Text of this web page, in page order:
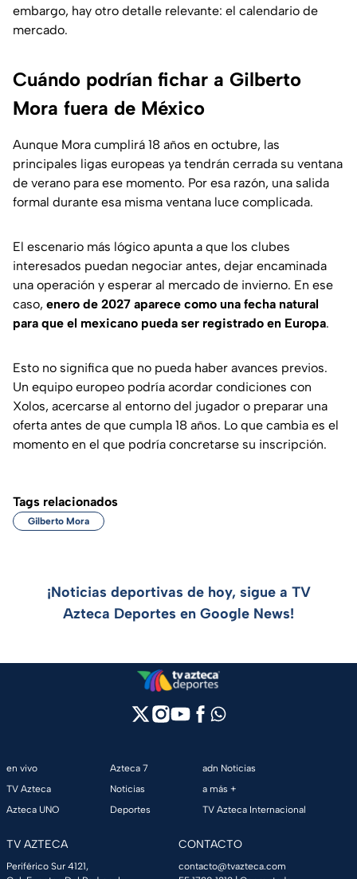
embargo, hay otro detalle relevante: el calendario de
mercado.
Cuándo podrían fichar a Gilberto
Mora fuera de México
Aunque Mora cumplirá 18 años en octubre, las
principales ligas europeas ya tendrán cerrada su ventana
de verano para ese momento. Por esa razón, una salida
formal durante esa misma ventana luce complicada.
El escenario más lógico apunta a que los clubes
interesados puedan negociar antes, dejar encaminada
una operación y esperar al mercado de invierno. En ese
caso, enero de 2027 aparece como una fecha natural
para que el mexicano pueda ser registrado en Europa.
Esto no significa que no pueda haber avances previos.
Un equipo europeo podría acordar condiciones con
Xolos, acercarse al entorno del jugador o preparar una
oferta antes de que cumpla 18 años. Lo que cambia es el
momento en el que podría concretarse su inscripción.
Tags relacionados
Gilberto Mora
¡Noticias deportivas de hoy, sigue a TV
Azteca Deportes en Google News!
en vivo
TV Azteca
Azteca UNO
Azteca 7
Noticias
Deportes
adn Noticias
a más +
TV Azteca Internacional
TV AZTECA
Periférico Sur 4121,
CONTACTO
contacto@tvazteca.com